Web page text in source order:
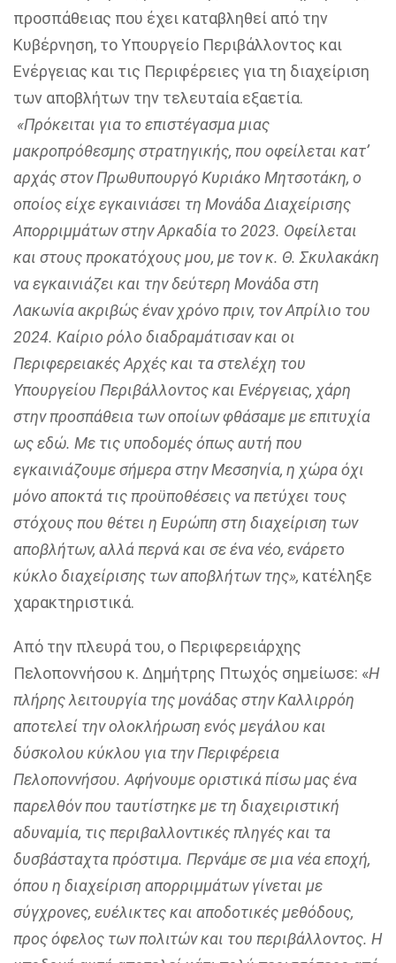
προσπάθειας που έχει καταβληθεί από την
Κυβέρνηση, το Υπουργείο Περιβάλλοντος και
Ενέργειας και τις Περιφέρειες για τη διαχείριση
των αποβλήτων την τελευταία εξαετία.
«Πρόκειται για το επιστέγασμα μιας
μακροπρόθεσμης στρατηγικής, που οφείλεται κατ’
αρχάς στον Πρωθυπουργό Κυριάκο Μητσοτάκη, ο
οποίος είχε εγκαινιάσει τη Μονάδα Διαχείρισης
Απορριμμάτων στην Αρκαδία το 2023. Οφείλεται
και στους προκατόχους μου, με τον κ. Θ. Σκυλακάκη
να εγκαινιάζει και την δεύτερη Μονάδα στη
Λακωνία ακριβώς έναν χρόνο πριν, τον Απρίλιο του
2024. Καίριο ρόλο διαδραμάτισαν και οι
Περιφερειακές Αρχές και τα στελέχη του
Υπουργείου Περιβάλλοντος και Ενέργειας, χάρη
στην προσπάθεια των οποίων φθάσαμε με επιτυχία
ως εδώ. Με τις υποδομές όπως αυτή που
εγκαινιάζουμε σήμερα στην Μεσσηνία, η χώρα όχι
μόνο αποκτά τις προϋποθέσεις να πετύχει τους
στόχους που θέτει η Ευρώπη στη διαχείριση των
αποβλήτων, αλλά περνά και σε ένα νέο, ενάρετο
κύκλο διαχείρισης των αποβλήτων της», κατέληξε
χαρακτηριστικά.
Από την πλευρά του, ο Περιφερειάρχης
Πελοποννήσου κ. Δημήτρης Πτωχός σημείωσε: «Η
πλήρης λειτουργία της μονάδας στην Καλλιρρόη
αποτελεί την ολοκλήρωση ενός μεγάλου και
δύσκολου κύκλου για την Περιφέρεια
Πελοποννήσου.Aφήνουμε οριστικά πίσω μας ένα
παρελθόν που ταυτίστηκε με τη διαχειριστική
αδυναμία, τις περιβαλλοντικές πληγές και τα
δυσβάσταχτα πρόστιμα. Περνάμε σε μια νέα εποχή,
όπου η διαχείριση απορριμμάτων γίνεται με
σύγχρονες, ευέλικτες και αποδοτικές μεθόδους,
προς όφελος των πολιτών και του περιβάλλοντος. Η